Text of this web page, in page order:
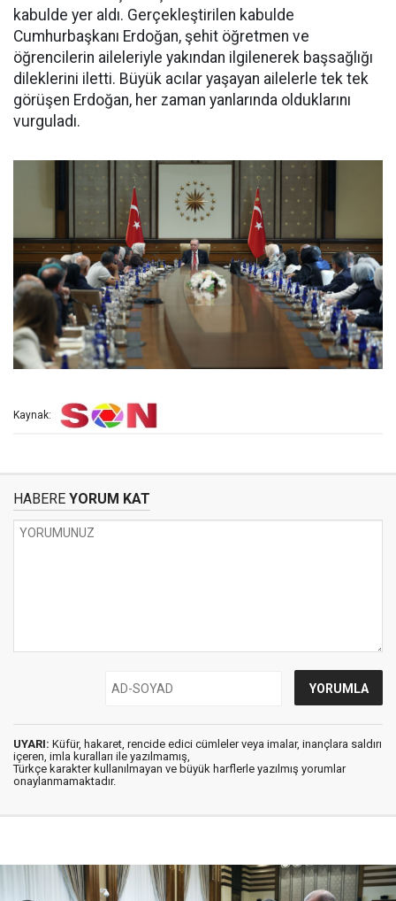
kabulde yer aldı. Gerçekleştirilen kabulde
Cumhurbaşkanı Erdoğan, şehit öğretmen ve
öğrencilerin aileleriyle yakından ilgilenerek başsağlığı
dileklerini iletti. Büyük acılar yaşayan ailelerle tek tek
görüşen Erdoğan, her zaman yanlarında olduklarını
vurguladı.
Kaynak:
HABERE YORUM KAT
UYARI: Küfür, hakaret, rencide edici cümleler veya imalar, inançlara saldırı
içeren, imla kuralları ile yazılmamış,
Türkçe karakter kullanılmayan ve büyük harflerle yazılmış yorumlar
onaylanmamaktadır.